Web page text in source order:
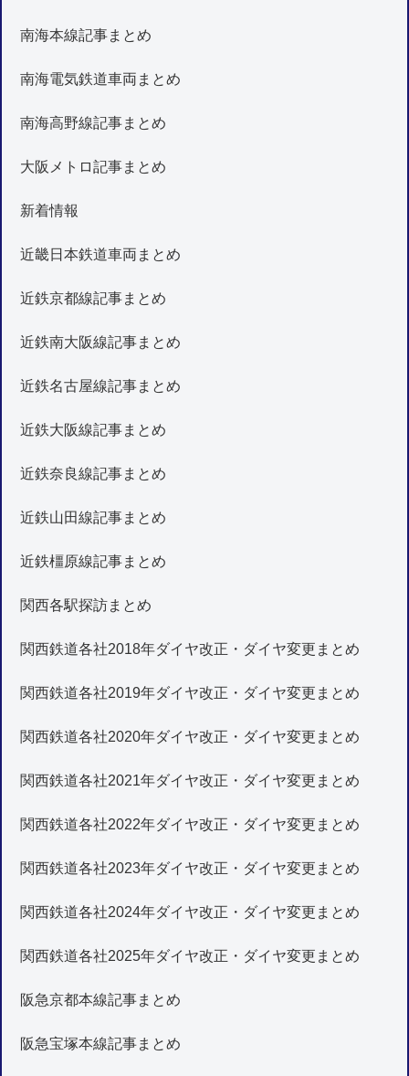
南海本線記事まとめ
南海電気鉄道車両まとめ
南海高野線記事まとめ
大阪メトロ記事まとめ
新着情報
近畿日本鉄道車両まとめ
近鉄京都線記事まとめ
近鉄南大阪線記事まとめ
近鉄名古屋線記事まとめ
近鉄大阪線記事まとめ
近鉄奈良線記事まとめ
近鉄山田線記事まとめ
近鉄橿原線記事まとめ
関西各駅探訪まとめ
関西鉄道各社2018年ダイヤ改正・ダイヤ変更まとめ
関西鉄道各社2019年ダイヤ改正・ダイヤ変更まとめ
関西鉄道各社2020年ダイヤ改正・ダイヤ変更まとめ
関西鉄道各社2021年ダイヤ改正・ダイヤ変更まとめ
関西鉄道各社2022年ダイヤ改正・ダイヤ変更まとめ
関西鉄道各社2023年ダイヤ改正・ダイヤ変更まとめ
関西鉄道各社2024年ダイヤ改正・ダイヤ変更まとめ
関西鉄道各社2025年ダイヤ改正・ダイヤ変更まとめ
阪急京都本線記事まとめ
阪急宝塚本線記事まとめ